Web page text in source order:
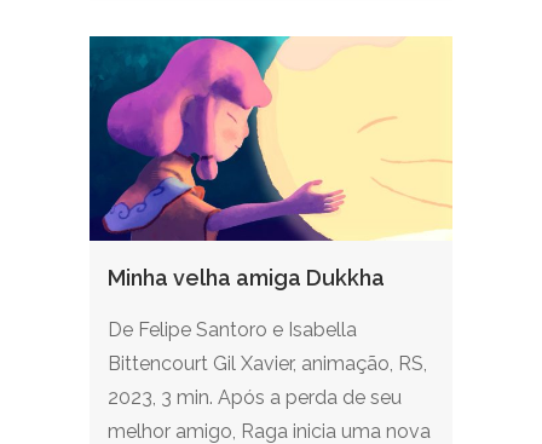
Minha velha amiga Dukkha
De Felipe Santoro e Isabella
Bittencourt Gil Xavier, animação, RS,
2023, 3 min. Após a perda de seu
melhor amigo, Raga inicia uma nova